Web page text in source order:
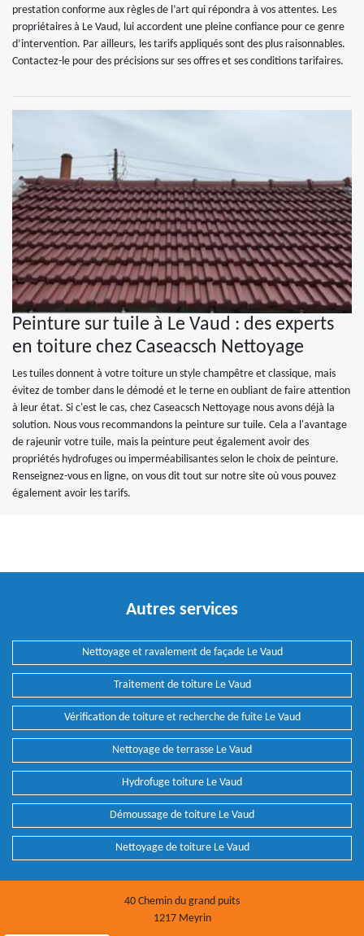
prestation conforme aux règles de l’art qui répondra à vos attentes. Les
propriétaires à Le Vaud, lui accordent une pleine confiance pour ce genre
d’intervention. Par ailleurs, les tarifs appliqués sont des plus raisonnables.
Contactez-le pour des précisions sur ses offres et ses conditions tarifaires.
Peinture sur tuile à Le Vaud : des experts
en toiture chez Caseacsch Nettoyage
Les tuiles donnent à votre toiture un style champêtre et classique, mais
évitez de tomber dans le démodé et le terne en oubliant de faire attention
à leur état. Si c'est le cas, chez Caseacsch Nettoyage nous avons déjà la
solution. Nous vous recommandons la peinture sur tuile. Cela a l'avantage
de rajeunir votre tuile, mais la peinture peut également avoir des
propriétés hydrofuges ou imperméabilisantes selon le choix de peinture.
Renseignez-vous en ligne, on vous dit tout sur notre site où vous pouvez
également avoir les tarifs.
Autres services
Nettoyage et ravalement de façade Le Vaud
Traitement de toiture Le Vaud
Vérification de toiture et recherche de fuite Le Vaud
Nettoyage de terrasse Le Vaud
Hydrofuge toiture Le Vaud
Démoussage de toiture Le Vaud
Nettoyage de toiture Le Vaud
40 Chemin du grand puits
1217 Meyrin